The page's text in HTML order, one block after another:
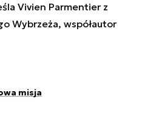
Vivien Parmentier z
Wybrzeża, współautor
misja